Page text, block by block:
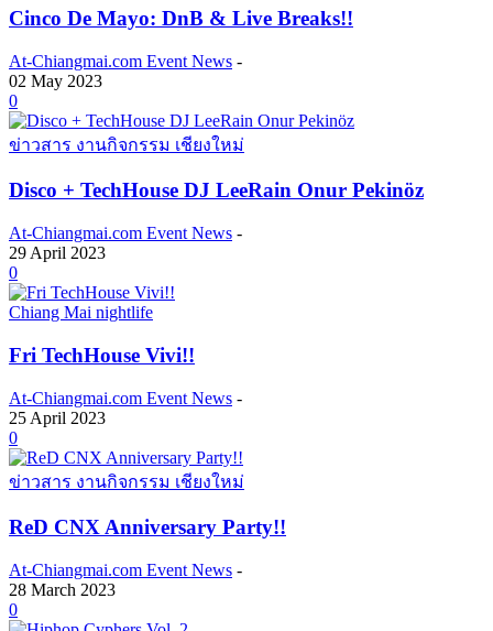
Cinco De Mayo: DnB & Live Breaks!!
At-Chiangmai.com Event News -
02 May 2023
0
ข่าวสาร งานกิจกรรม เชียงใหม่
Disco + TechHouse DJ LeeRain Onur Pekinöz
At-Chiangmai.com Event News -
29 April 2023
0
Chiang Mai nightlife
Fri TechHouse Vivi!!
At-Chiangmai.com Event News -
25 April 2023
0
ข่าวสาร งานกิจกรรม เชียงใหม่
ReD CNX Anniversary Party!!
At-Chiangmai.com Event News -
28 March 2023
0